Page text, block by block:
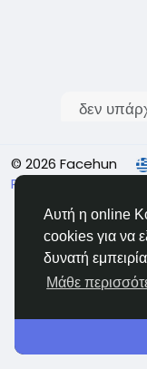
Αυτή η online
cookies για να
δυνατή
Μάθε
δεν
© 2026 Facehun
Rólunk
Επικοινώνησε μαζί